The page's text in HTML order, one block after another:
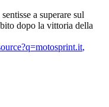
a superare sul
dopo la vittoria della
,